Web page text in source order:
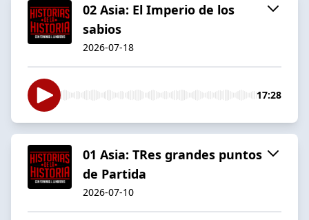
02 Asia: El Imperio de los
sabios
2026-07-18
17:28
01 Asia: TRes grandes puntos
de Partida
2026-07-10